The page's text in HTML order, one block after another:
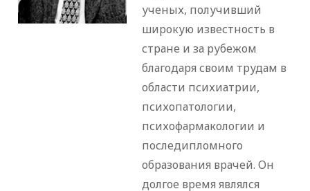
ученых, получивший
широкую известность в
стране и за рубежом
благодаря своим трудам в
области психиатрии,
психопатологии,
психофармакологии и
последипломного
образования врачей. Он
долгое время являлся